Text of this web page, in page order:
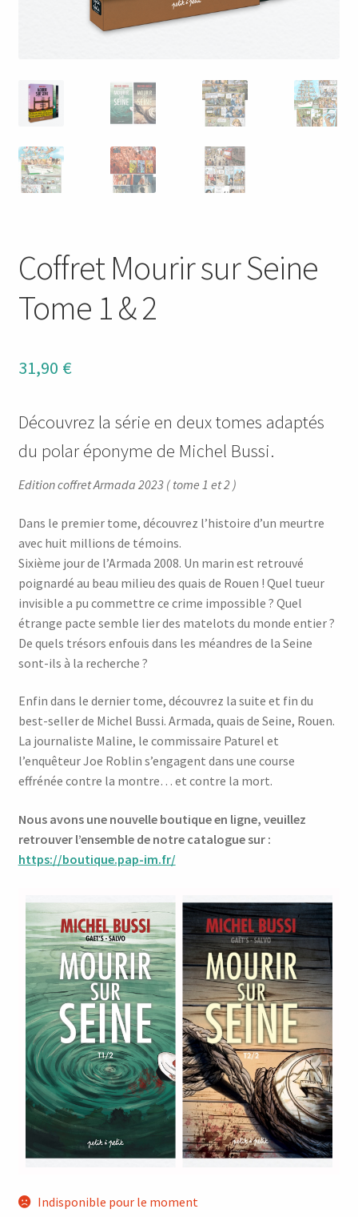
Coffret Mourir sur Seine
Tome 1 & 2
31,90 €
Découvrez la série en deux tomes adaptés
du polar éponyme de Michel Bussi.
Edition coffret Armada 2023 ( tome 1 et 2 )
Dans le premier tome, découvrez l’histoire d’un meurtre
avec huit millions de témoins.
Sixième jour de l’Armada 2008. Un marin est retrouvé
poignardé au beau milieu des quais de Rouen ! Quel tueur
invisible a pu commettre ce crime impossible ? Quel
étrange pacte semble lier des matelots du monde entier ?
De quels trésors enfouis dans les méandres de la Seine
sont-ils à la recherche ?
Enfin dans le dernier tome, découvrez la suite et fin du
best-seller de Michel Bussi. Armada, quais de Seine, Rouen.
La journaliste Maline, le commissaire Paturel et
l’enquêteur Joe Roblin s’engagent dans une course
effrénée contre la montre… et contre la mort.
Nous avons une nouvelle boutique en ligne, veuillez
retrouver l’ensemble de notre catalogue sur :
https://boutique.pap-im.fr/
Indisponible pour le moment